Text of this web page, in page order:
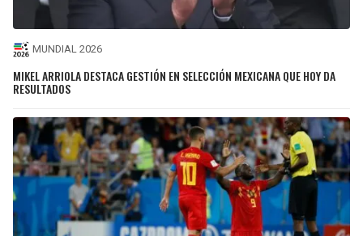
MUNDIAL 2026
MIKEL ARRIOLA DESTACA GESTIÓN EN SELECCIÓN MEXICANA QUE HOY DA
RESULTADOS